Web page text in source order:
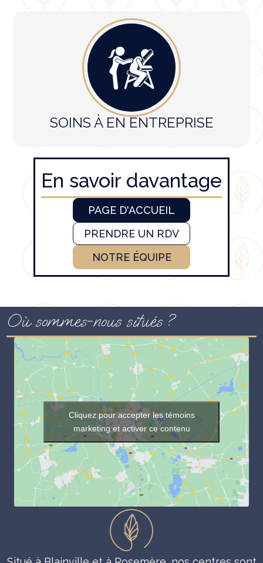
SOINS À EN ENTREPRISE
En savoir davantage
PAGE D'ACCUEIL
PRENDRE UN RDV
NOTRE ÉQUIPE
Où sommes-nous situés ?
Cliquez pour accepter les témoins
marketing et activer ce contenu